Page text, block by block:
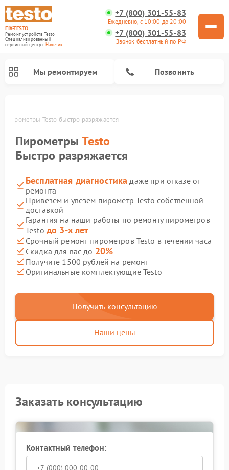
FIX-TESTO
Ремонт устройств Testo
Специализированный
cервисный центр г.Нальчик
+7 (800) 301-55-83
Ежедневно, с 10:00 до 20:00
+7 (800) 301-55-83
Звонок бесплатный по РФ
Мы ремонтируем Позвонить
Пирометры Testo быстро разряжается
ПирометрыTesto
Быстро разряжается
Бесплатная диагностика даже при отказе от
ремонта
Привезем и увезем пирометр Testo собственной
доставкой
Гарантия на наши работы по ремонту пирометров
Testo до 3-х лет
Срочный ремонт пирометров Testo в течении часа
Скидка для вас до 20%
Получите 1500 рублей на ремонт
Оригинальные комплектующие Testo
Получить консультацию
Наши цены
Заказать консультацию
Контактный телефон: